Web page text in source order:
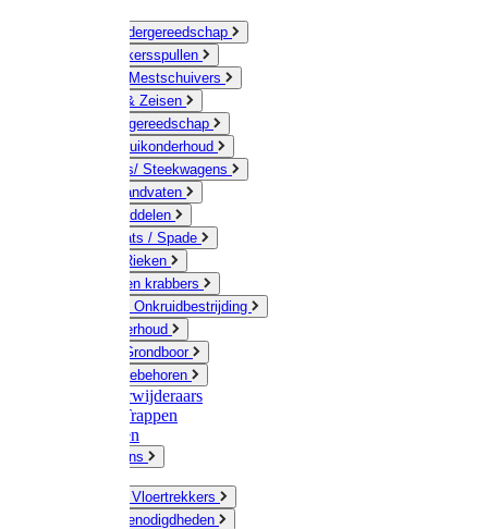
Hand-/ Kindergereedschap
Stratenmakersspullen
Sneeuw- / Mestschuivers
Baggeren & Zeisen
Elektrisch gereedschap
Boom / Struikonderhoud
Kruiwagens/ Steekwagens
Stelen / Handvaten
Tuinhulpmiddelen
Schop / Bats / Spade
Vorken & Rieken
Cultivator en krabbers
Schoffels / Onkruidbestrijding
Gazononderhoud
Hamers / Grondboor
Sledes / toebehoren
Onkruidverwijderaars
Ladders / Trappen
Werkbanken
Betonmolens
Bezems & Vloertrekkers
Schildersbenodigdheden